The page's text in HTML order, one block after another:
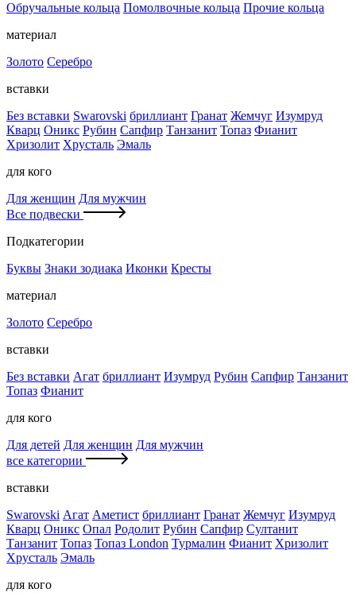
Обручальные кольца Помолвочные кольца Прочие кольца
материал
Золото Серебро
вставки
Без вставки Swarovski бриллиант Гранат Жемчуг Изумруд
Кварц Оникс Рубин Сапфир Танзанит Топаз Фианит
Хризолит Хрусталь Эмаль
для кого
Для женщин Для мужчин
Все подвески
Подкатегории
Буквы Знаки зодиака Иконки Кресты
материал
Золото Серебро
вставки
Без вставки Агат бриллиант Изумруд Рубин Сапфир Танзанит
Топаз Фианит
для кого
Для детей Для женщин Для мужчин
все категории
вставки
Swarovski Агат Аметист бриллиант Гранат Жемчуг Изумруд
Кварц Оникс Опал Родолит Рубин Сапфир Султанит
Танзанит Топаз Топаз London Турмалин Фианит Хризолит
Хрусталь Эмаль
для кого